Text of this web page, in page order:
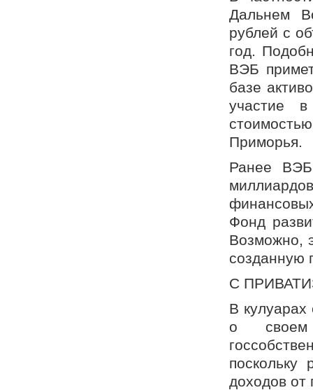
Дальнем
рублей с
год.
ВЭБ
базе
участие в
Приморья.
Ранее ВЭБ
Фонд
Возможно,
созданную
С
В
о своем
поскольку
доходов